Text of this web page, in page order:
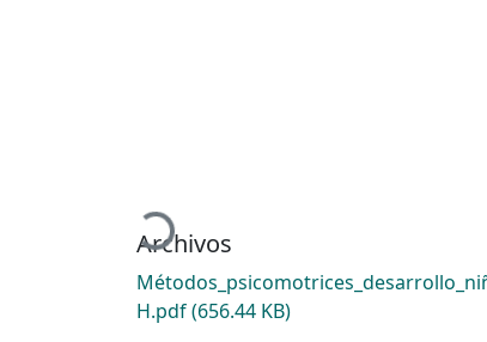
Cargando...
Archivos
H.pdf(656.44 KB)